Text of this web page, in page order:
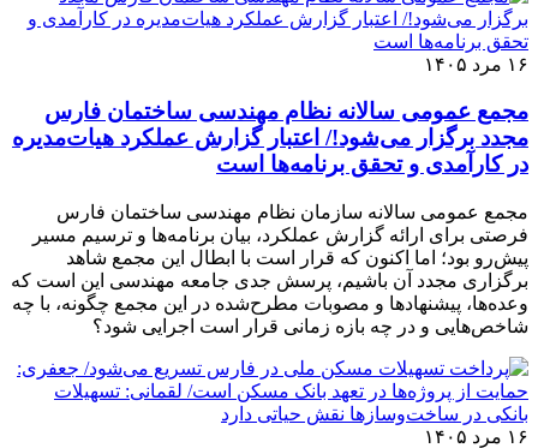
۱۶ مرد ۱۴۰۵
مجمع عمومی سالانه نظام مهندسی ساختمان فارس
مجدد برگزار می‌شود!/ اعتبار گزارش عملکرد هیات‌مدیره
در کارآمدی و تحقق برنامه‌ها است
مجمع عمومی سالانه سازمان نظام مهندسی ساختمان فارس
فرصتی برای ارائه گزارش عملکرد، بیان برنامه‌ها و ترسیم مسیر
پیش‌رو بود؛ اما اکنون که قرار است با ابطال این مجمع شاهد
برگزاری مجدد آن باشیم، پرسش جدی جامعه مهندسی این است که
وعده‌ها، پیشنهادها و مصوبات مطرح‌شده در این مجمع چگونه، با چه
شاخص‌هایی و در چه بازه زمانی قرار است اجرایی شود؟
۱۶ مرد ۱۴۰۵